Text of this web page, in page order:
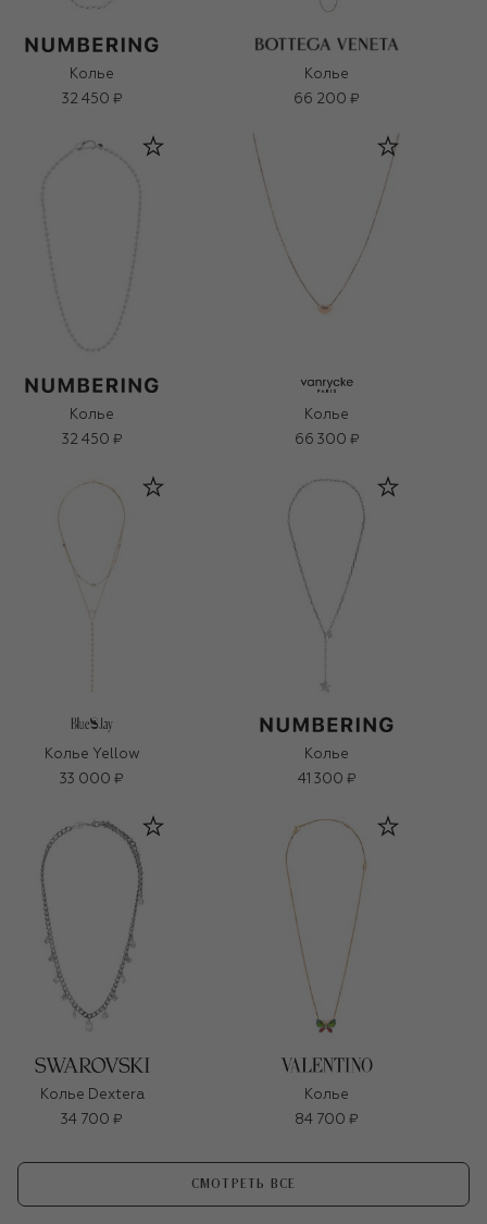
Колье
32 450 ₽
Колье
66 200 ₽
Колье
32 450 ₽
Колье
66 300 ₽
Колье Yellow
33 000 ₽
Колье
41 300 ₽
Колье Dextera
34 700 ₽
Колье
84 700 ₽
СМОТРЕТЬ ВСЕ